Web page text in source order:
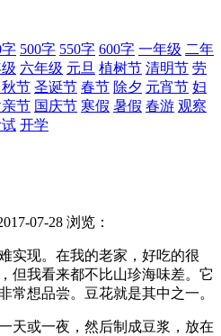
字 500字 550字 600字 一年级 二年
六年级 元旦 植树节 清明节 劳
节 圣诞节 春节 除夕 元宵节 妇
节 国庆节 寒假 暑假 春游 观察
开学
07-28 浏览：
实现。在我的老家，好吃的很
但我看来都不比山珍海味差。它
常想品尝。豆花就是其中之一。
天或一夜，然后制成豆浆，放在